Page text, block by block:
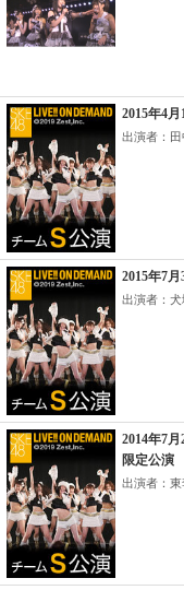
2015年4
出演者：田
2015年7
出演者：犬
2014年7
限定公演
出演者：東